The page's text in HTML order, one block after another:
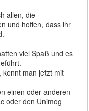
allen, die
und hoffen, dass ihr
viel Spaß und es
kennt man jetzt mit
einen oder anderen
oder den Unimog